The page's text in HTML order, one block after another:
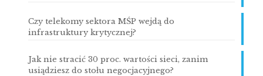
Czy telekomy sektora MŚP wejdą do
infrastruktury krytycznej?
Jak nie stracić 30 proc. wartości sieci, zanim
usiądziesz do stołu negocjacyjnego?